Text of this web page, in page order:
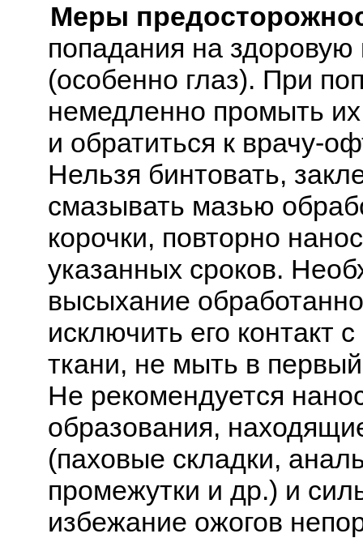
Меры
попадания на
(особенно глаз). При
немедленно промыть
и обратиться к врачу-
Нельзя бинтовать,
смазывать мазью
корочки, повторно
указанных сроков.
высыхание
исключить его контакт
ткани, не мыть в
Не рекомендуется
образования,
(паховые складки,
промежутки и др.) и
избежание ожогов